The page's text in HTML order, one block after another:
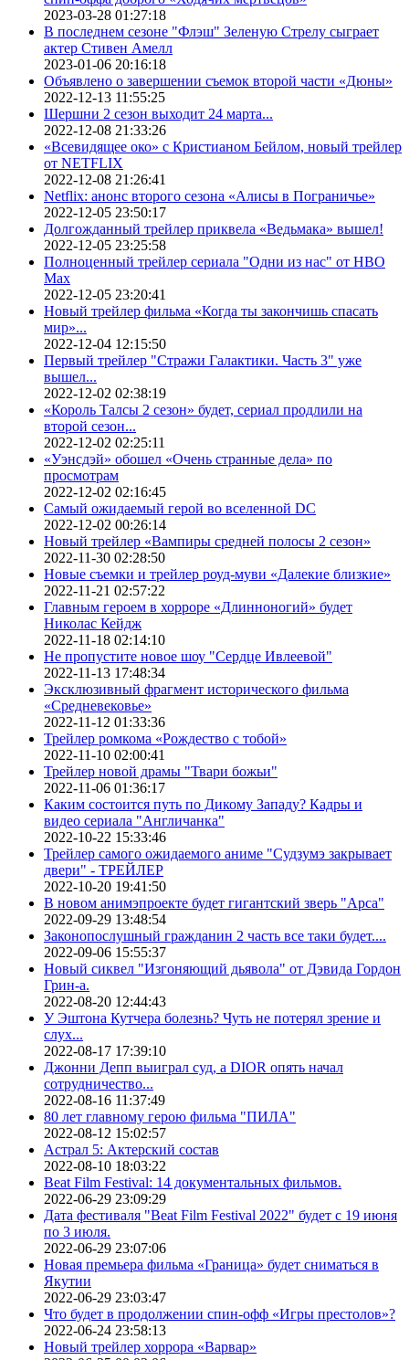
2023-03-28 01:27:18
В последнем сезоне "Флэш" Зеленую Стрелу сыграет
актер Стивен Амелл
2023-01-06 20:16:18
Объявлено о завершении съемок второй части «Дюны»
2022-12-13 11:55:25
Шершни 2 сезон выходит 24 марта...
2022-12-08 21:33:26
«Всевидящее око» с Кристианом Бейлом, новый трейлер
от NETFLIX
2022-12-08 21:26:41
Netflix: анонс второго сезона «Алисы в Пограничье»
2022-12-05 23:50:17
Долгожданный трейлер приквела «Ведьмака» вышел!
2022-12-05 23:25:58
Полноценный трейлер сериала "Одни из нас" от HBO
Max
2022-12-05 23:20:41
Новый трейлер фильма «Когда ты закончишь спасать
мир»...
2022-12-04 12:15:50
Первый трейлер "Стражи Галактики. Часть 3" уже
вышел...
2022-12-02 02:38:19
«Король Талсы 2 сезон» будет, сериал продлили на
второй сезон...
2022-12-02 02:25:11
«Уэнсдэй» обошел «Очень странные дела» по
просмотрам
2022-12-02 02:16:45
Самый ожидаемый герой во вселенной DC
2022-12-02 00:26:14
Новый трейлер «Вампиры средней полосы 2 сезон»
2022-11-30 02:28:50
Новые съемки и трейлер роуд-муви «Далекие близкие»
2022-11-21 02:57:22
Главным героем в хорроре «Длинноногий» будет
Николас Кейдж
2022-11-18 02:14:10
Не пропустите новое шоу "Сердце Ивлеевой"
2022-11-13 17:48:34
Эксклюзивный фрагмент исторического фильма
«Средневековье»
2022-11-12 01:33:36
Трейлер ромкома «Рождество с тобой»
2022-11-10 02:00:41
Трейлер новой драмы "Твари божьи"
2022-11-06 01:36:17
Каким состоится путь по Дикому Западу? Кадры и
видео сериала "Англичанка"
2022-10-22 15:33:46
Трейлер самого ожидаемого аниме "Судзумэ закрывает
двери" - ТРЕЙЛЕР
2022-10-20 19:41:50
В новом анимэпроекте будет гигантский зверь "Арса"
2022-09-29 13:48:54
Законопослушный гражданин 2 часть все таки будет....
2022-09-06 15:55:37
Новый сиквел "Изгоняющий дьявола" от Дэвида Гордон
Грин-а.
2022-08-20 12:44:43
У Эштона Кутчера болезнь? Чуть не потерял зрение и
слух...
2022-08-17 17:39:10
Джонни Депп выиграл суд, а DIOR опять начал
сотрудничество...
2022-08-16 11:37:49
80 лет главному герою фильма "ПИЛА"
2022-08-12 15:02:57
Астрал 5: Актерский состав
2022-08-10 18:03:22
Beat Film Festival: 14 документальных фильмов.
2022-06-29 23:09:29
Дата фестиваля "Beat Film Festival 2022" будет с 19 июня
по 3 июля.
2022-06-29 23:07:06
Новая премьера фильма «Граница» будет сниматься в
Якутии
2022-06-29 23:03:47
Что будет в продолжении спин-офф «Игры престолов»?
2022-06-24 23:58:13
Новый трейлер хоррора «Варвар»